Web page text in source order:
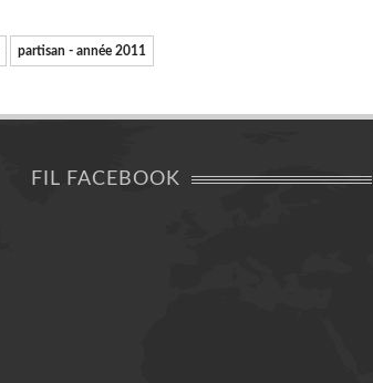
partisan - année 2011
FIL FACEBOOK